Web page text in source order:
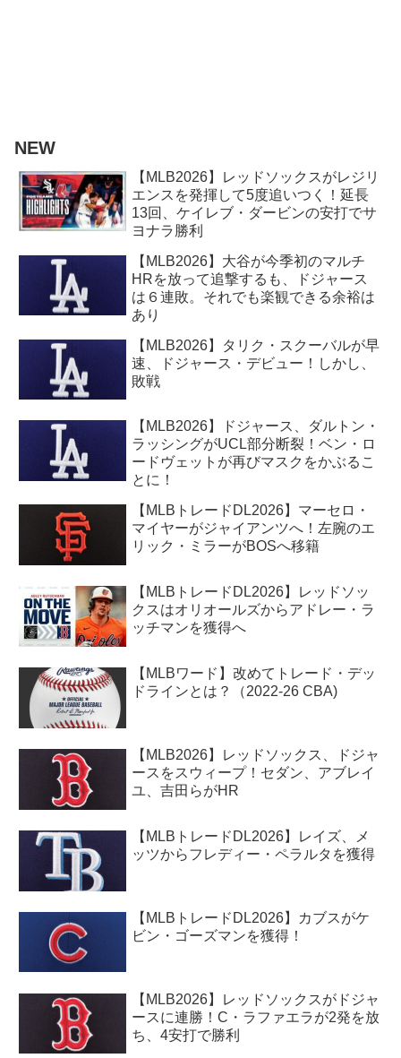
NEW
【MLB2026】レッドソックスがレジリ
エンスを発揮して5度追いつく！延長
13回、ケイレブ・ダービンの安打でサ
ヨナラ勝利
【MLB2026】大谷が今季初のマルチ
HRを放って追撃するも、ドジャース
は６連敗。それでも楽観できる余裕は
あり
【MLB2026】タリク・スクーバルが早
速、ドジャース・デビュー！しかし、
敗戦
【MLB2026】ドジャース、ダルトン・
ラッシングがUCL部分断裂！ベン・ロ
ードヴェットが再びマスクをかぶるこ
とに！
【MLBトレードDL2026】マーセロ・
マイヤーがジャイアンツへ！左腕のエ
リック・ミラーがBOSへ移籍
【MLBトレードDL2026】レッドソッ
クスはオリオールズからアドレー・ラ
ッチマンを獲得へ
【MLBワード】改めてトレード・デッ
ドラインとは？（2022-26 CBA)
【MLB2026】レッドソックス、ドジャ
ースをスウィープ！セダン、アブレイ
ユ、吉田らがHR
【MLBトレードDL2026】レイズ、メ
ッツからフレディー・ペラルタを獲得
【MLBトレードDL2026】カブスがケ
ビン・ゴーズマンを獲得！
【MLB2026】レッドソックスがドジャ
ースに連勝！C・ラファエラが2発を放
ち、4安打で勝利